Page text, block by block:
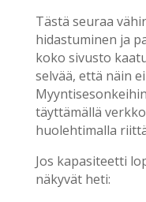
Tästä seuraa
hidastuminen ja
koko sivusto
selvää, että näin
täyttämällä
huolehtimalla
Jos kapasiteetti
näkyvät heti: